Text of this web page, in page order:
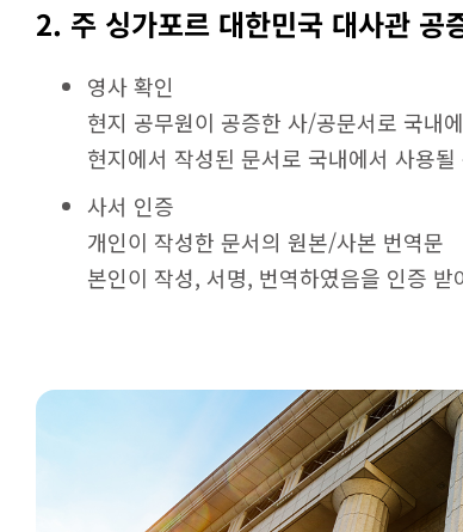
2. 주 싱가포르 대한민국 대사관 공
영사 확인
현지 공무원이 공증한 사/공문서로 국내
현지에서 작성된 문서로 국내에서 사용될
사서 인증
개인이 작성한 문서의 원본/사본 번역문
본인이 작성, 서명, 번역하였음을 인증 받